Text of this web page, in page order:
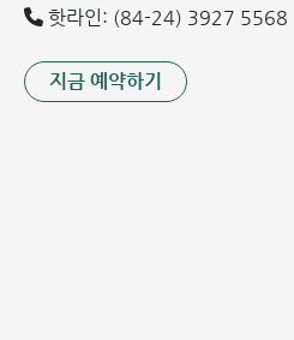
용의 일부는 국가 지원을 통해 혜
또한, 지난 2년간 보건 당국은 아
터 보호하기 위해 어린이용 코로
핫라인: (84-24) 3927 5568
지금 예약하기